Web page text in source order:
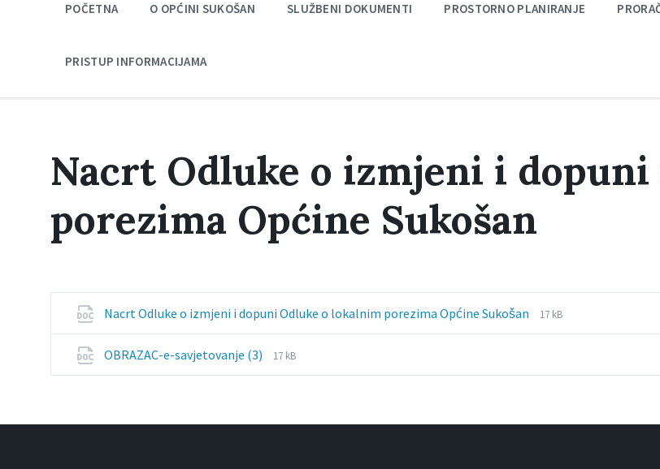
POČETNA O OPĆINI SUKOŠAN SLUŽBENI DOKUMENTI PROSTORNO PLANIRANJE
PRISTUP INFORMACIJAMA
Nacrt Odluke o izmjeni i
porezima Općine Sukošan
Nacrt Odluke o izmjeni i dopuni Odluke o lokalnim porezima Općine Sukošan
File
File
17 kB
OBRAZAC-e-savjetovanje (3)
File
File
17 kB